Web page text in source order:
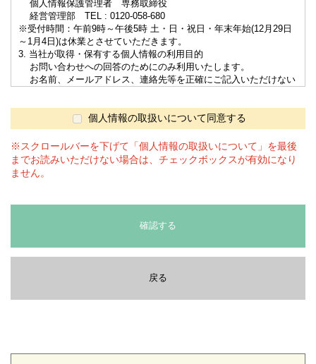
個人情報保護管理者 専務取締役
経営管理部 TEL : 0120-058-680
※受付時間：午前9時～午後5時 土・日・祝日・年末年始(12月29日
～1月4日)は休業とさせていただきます。
3. 当社が取得・保有する個人情報の利用目的
お問い合わせへの回答のためにのみ利用いたします。
お名前、メールアドレス、連絡先等を正確にご記入いただけない
当サイトでは、第三者に提供することはありません。
5. 個人情報の委託
上記3.の利用目的を達成するため、委託する場合があります。委
託先とは「情報漏洩防止に関する契約書」を交わし、委託する個人
情報の安全管理が図られるよう、委託先に対する必要、かつ、適切
な監督を行ないます。
当社では取得した個人情報について、本人または代理人からの利
用目的の通知、開示、訂正、追加又は削除、利用の停止、消去及び
第三者への提供の停止の求めに応じます。
合せください。
当サイトでは利用者様の識別やサイトの利便性向上のために
個人情報の取扱いについて同意する
※スクロールバーを下げて「個人情報の取扱いについて」を最後
までお読みいただけない場合は、チェックボックスが有効になり
ません。
確認する
戻る